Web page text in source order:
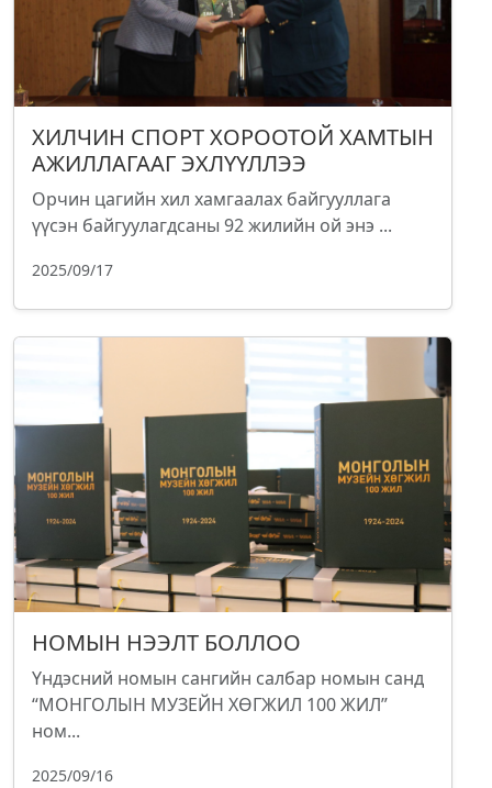
ХИЛЧИН СПОРТ ХОРООТОЙ ХАМТЫН
АЖИЛЛАГААГ ЭХЛҮҮЛЛЭЭ
Орчин цагийн хил хамгаалах байгууллага
үүсэн байгуулагдсаны 92 жилийн ой энэ ...
2025/09/17
НОМЫН НЭЭЛТ БОЛЛОО
Үндэсний номын сангийн салбар номын санд
“МОНГОЛЫН МУЗЕЙН ХӨГЖИЛ 100 ЖИЛ”
ном...
2025/09/16